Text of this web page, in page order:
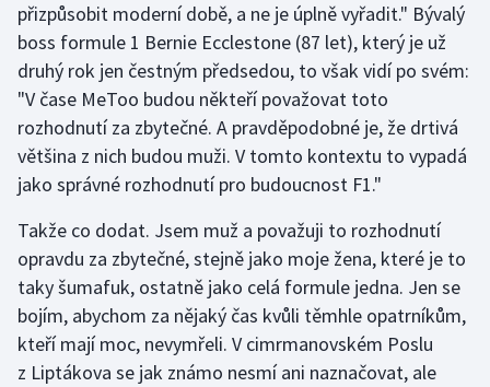
přizpůsobit moderní době, a ne je úplně vyřadit." Bývalý
boss formule 1 Bernie Ecclestone (87 let), který je už
druhý rok jen čestným předsedou, to však vidí po svém:
"V čase MeToo budou někteří považovat toto
rozhodnutí za zbytečné. A pravděpodobné je, že drtivá
většina z nich budou muži. V tomto kontextu to vypadá
jako správné rozhodnutí pro budoucnost F1."
Takže co dodat. Jsem muž a považuji to rozhodnutí
opravdu za zbytečné, stejně jako moje žena, které je to
taky šumafuk, ostatně jako celá formule jedna. Jen se
bojím, abychom za nějaký čas kvůli těmhle opatrníkům,
kteří mají moc, nevymřeli. V cimrmanovském Poslu
z Liptákova se jak známo nesmí ani naznačovat, ale